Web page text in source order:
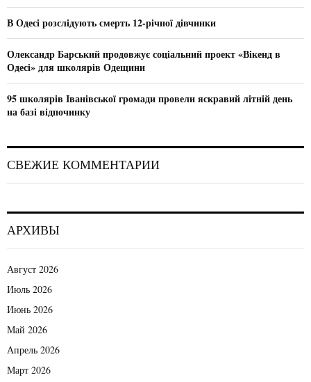
В Одесі розслідують смерть 12-річної дівчинки
Олександр Барський продовжує соціальний проект «Вікенд в
Одесі» для школярів Одещини
95 школярів Іванівської громади провели яскравий літній день
на базі відпочинку
СВЕЖИЕ КОММЕНТАРИИ
АРХИВЫ
Август 2026
Июль 2026
Июнь 2026
Май 2026
Апрель 2026
Март 2026